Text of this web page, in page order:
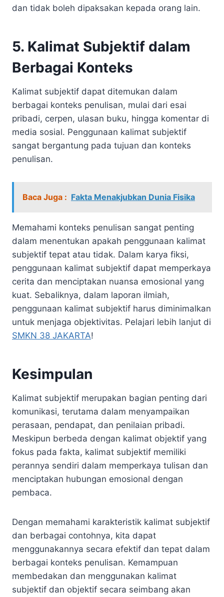
dan tidak boleh dipaksakan kepada orang lain.
5. Kalimat Subjektif dalam
Berbagai Konteks
Kalimat subjektif dapat ditemukan dalam
berbagai konteks penulisan, mulai dari esai
pribadi, cerpen, ulasan buku, hingga komentar di
media sosial. Penggunaan kalimat subjektif
sangat bergantung pada tujuan dan konteks
penulisan.
Baca Juga : Fakta Menakjubkan Dunia Fisika
Memahami konteks penulisan sangat penting
dalam menentukan apakah penggunaan kalimat
subjektif tepat atau tidak. Dalam karya fiksi,
penggunaan kalimat subjektif dapat memperkaya
cerita dan menciptakan nuansa emosional yang
kuat. Sebaliknya, dalam laporan ilmiah,
penggunaan kalimat subjektif harus diminimalkan
untuk menjaga objektivitas. Pelajari lebih lanjut di
SMKN 38 JAKARTA!
Kesimpulan
Kalimat subjektif merupakan bagian penting dari
komunikasi, terutama dalam menyampaikan
perasaan, pendapat, dan penilaian pribadi.
Meskipun berbeda dengan kalimat objektif yang
fokus pada fakta, kalimat subjektif memiliki
perannya sendiri dalam memperkaya tulisan dan
menciptakan hubungan emosional dengan
pembaca.
Dengan memahami karakteristik kalimat subjektif
dan berbagai contohnya, kita dapat
menggunakannya secara efektif dan tepat dalam
berbagai konteks penulisan. Kemampuan
membedakan dan menggunakan kalimat
subjektif dan objektif secara seimbang akan